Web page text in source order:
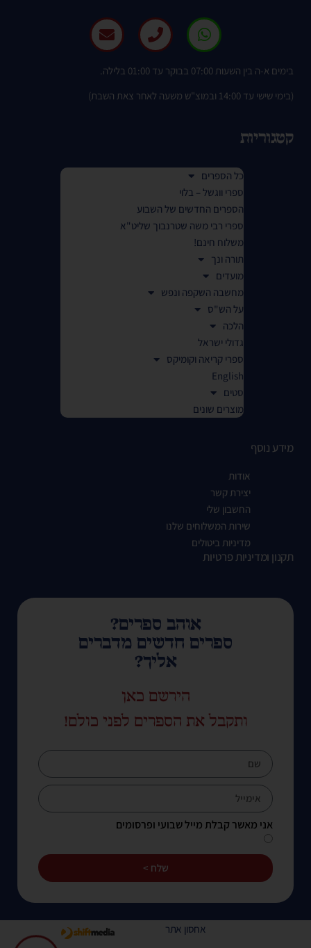
בימים א-ה בין השעות 07:00 בבוקר עד 01:00 בלילה.
(בימי שישי עד 14:00 ובמוצ"ש משעה לאחר צאת השבת)
קטגוריות
כל הספרים
ספרי ווגשל – בלוי
הספרים החדשים של השבוע
ספרי רבי משה שטרנבוך שליט"א
משלוח חינם!
תורה ונך
מועדים
מחשבה השקפה ונפש
על הש"ס
הלכה
גדולי ישראל
ספרי קריאה וקומיקס
English
סטים
מוצרים שונים
מידע נוסף
אודות
יצירת קשר
החשבון שלי
שירות המשלוחים שלנו
מדיניות ביטולים
תקנון ומדיניות פרטיות
אוהב ספרים?
ספרים חדשים מדברים
אליך?
הירשם כאן
ותקבל את הספרים לפני כולם!
אני מאשר קבלת מייל שבועי ופרסומים
שלח >
אחסון אתר